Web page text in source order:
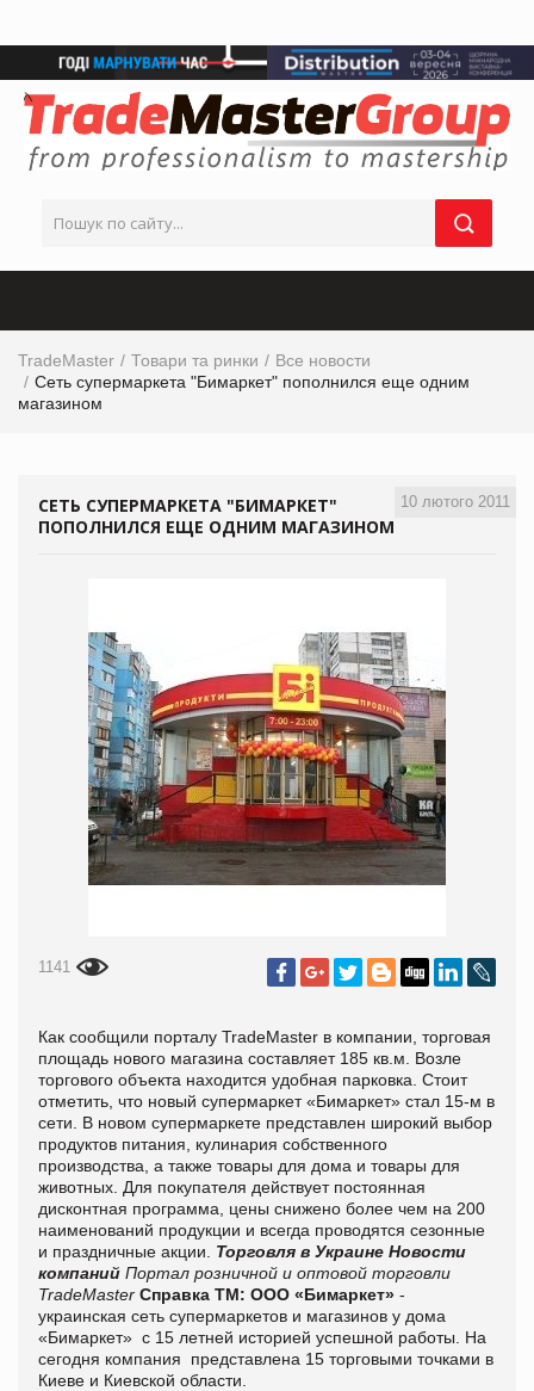
TradeMaster Товари та ринки
Все новости
Сеть супермаркета "Бимаркет" пополнился еще одним
магазином
10 лютого 2011
СЕТЬ СУПЕРМАРКЕТА "БИМАРКЕТ"
ПОПОЛНИЛСЯ ЕЩЕ ОДНИМ МАГАЗИНОМ
1141
Как сообщили порталу TradeMaster в компании, торговая
площадь нового магазина составляет 185 кв.м. Возле
торгового объекта находится удобная парковка. Стоит
отметить, что новый супермаркет «Бимаркет» стал 15-м в
сети. В новом супермаркете представлен широкий выбор
продуктов питания, кулинария собственного
производства, а также товары для дома и товары для
животных. Для покупателя действует постоянная
дисконтная программа, цены снижено более чем на 200
наименований продукции и всегда проводятся сезонные
и праздничные акции. Торговля в Украине Новости
компаний Портал розничной и оптовой торговли
TradeMaster Справка ТМ: ООО «Бимаркет» -
украинская сеть супермаркетов и магазинов у дома
«Бимаркет» с 15 летней историей успешной работы. На
сегодня компания представлена 15 торговыми точками в
Киеве и Киевской области.